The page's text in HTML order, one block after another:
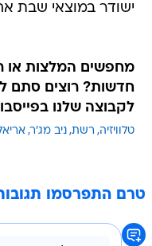
ישודר במוצאי שבת
מחפשים המלצות או
חדשות? רוצים סתם
לקבוצה שלנו
טלוויזיה רשת ניב מג'ר
טרם התפרסמו